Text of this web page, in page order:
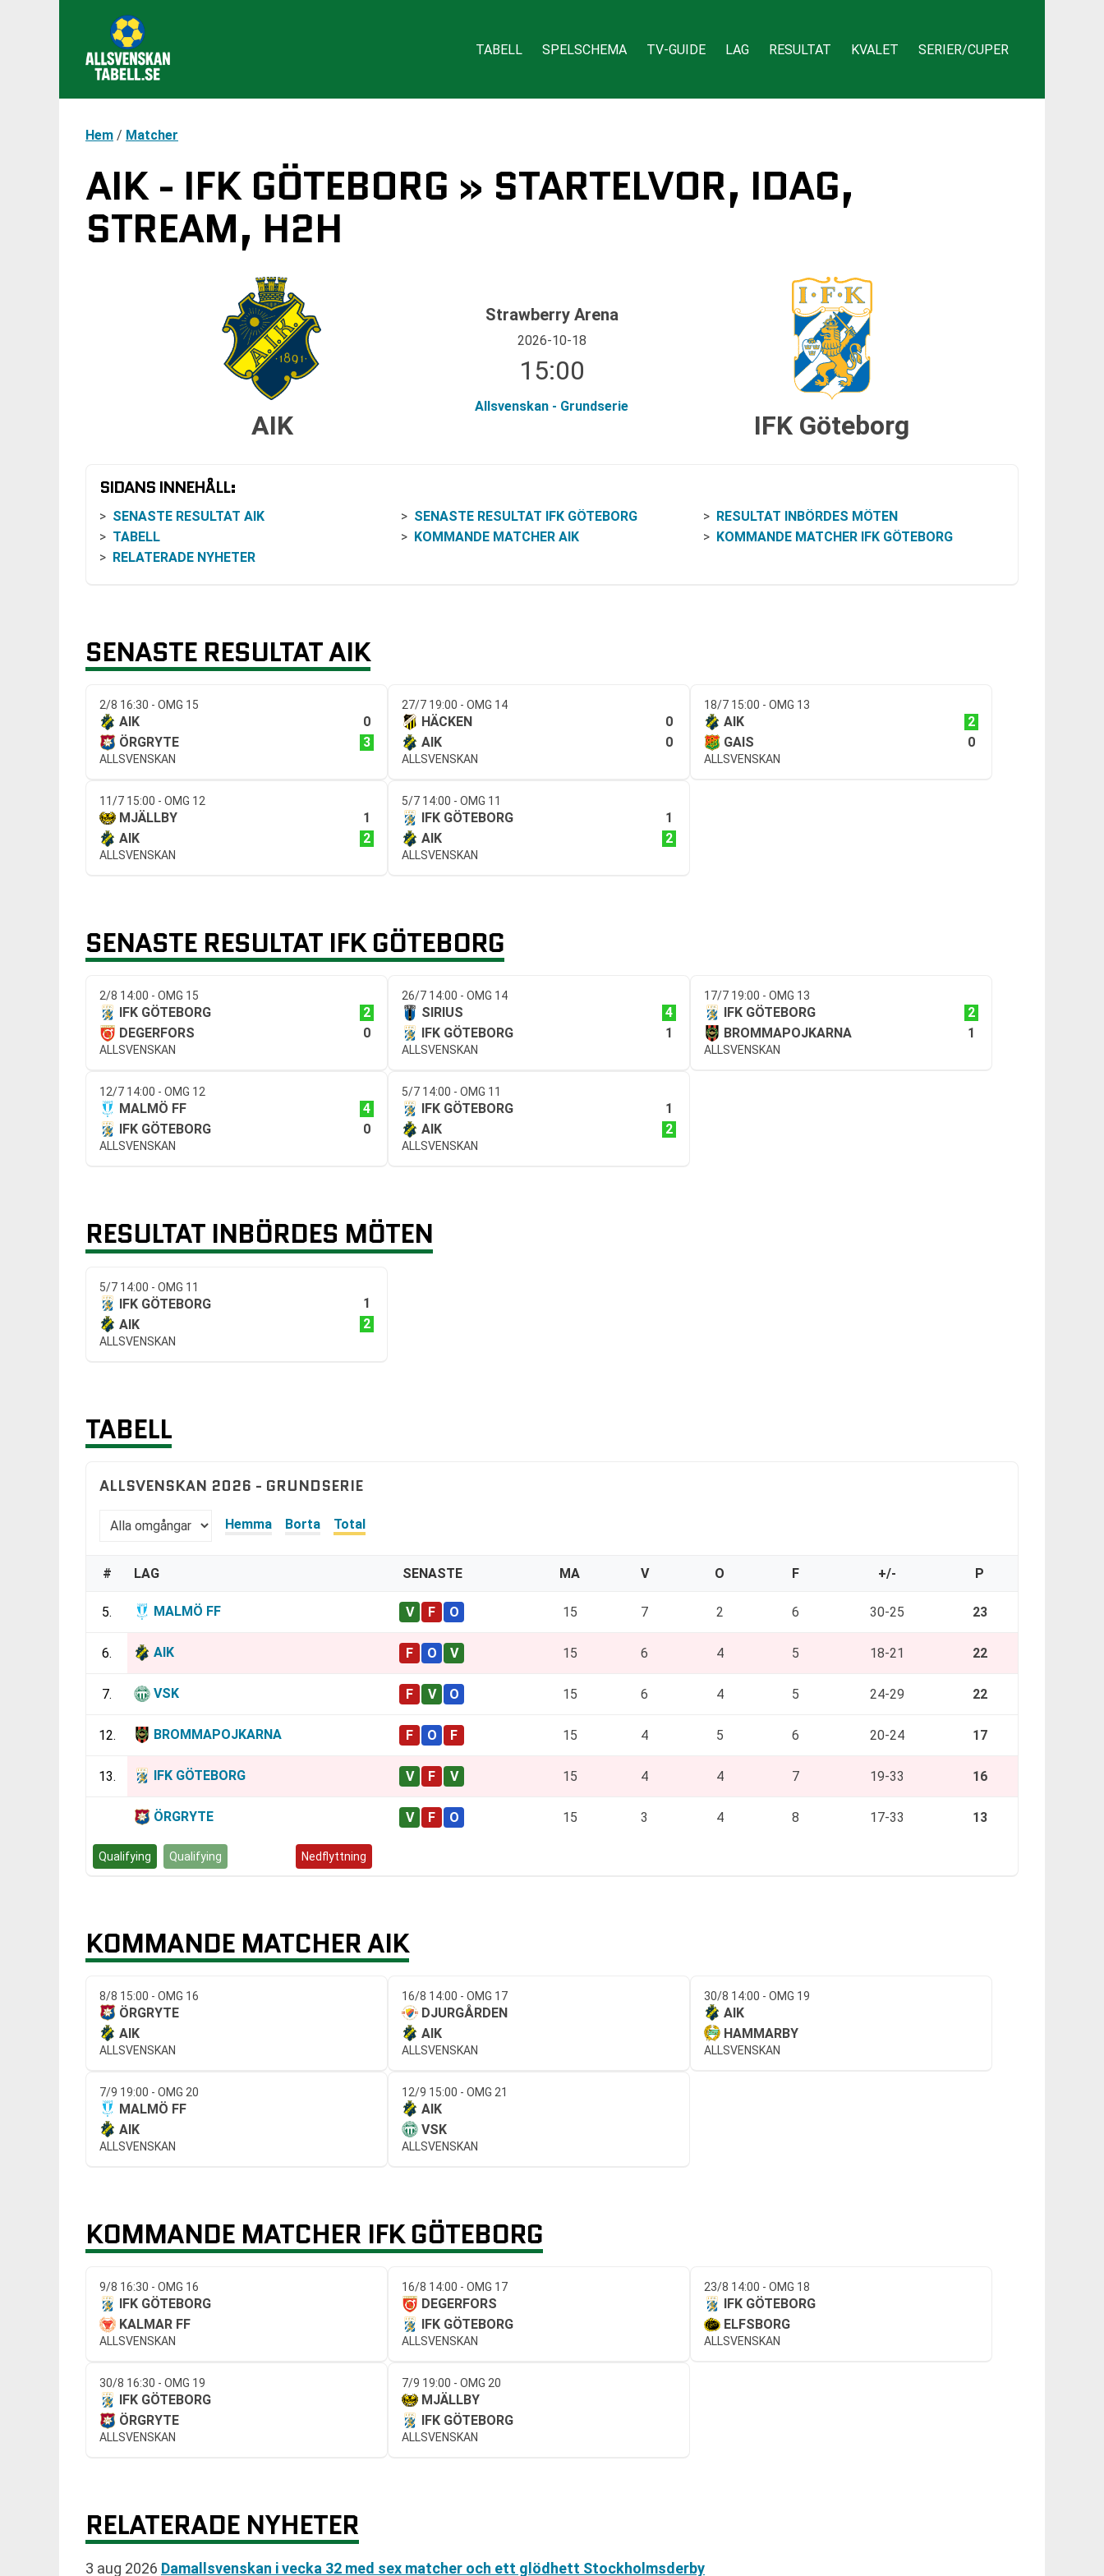
TABELL SPELSCHEMA TV-GUIDE LAG RESULTAT KVALET SERIER/CUPER
Hem / Matcher
AIK - IFK GÖTEBORG » STARTELVOR, IDAG,
STREAM, H2H
AIK
Strawberry Arena
2026-10-18
15:00
Allsvenskan - Grundserie
IFK Göteborg
SIDANS INNEHÅLL:
SENASTE RESULTAT AIK SENASTE RESULTAT IFK GÖTEBORG
RESULTAT INBÖRDES MÖTEN
TABELL
KOMMANDE MATCHER AIK
KOMMANDE MATCHER IFK GÖTEBORG
RELATERADE NYHETER
SENASTE RESULTAT AIK
2/8 16:30 - OMG 15
AIK
0
ÖRGRYTE
3
ALLSVENSKAN
27/7 19:00 - OMG 14
HÄCKEN
0
AIK
0
ALLSVENSKAN
18/7 15:00 - OMG 13
AIK
2
GAIS
0
ALLSVENSKAN
11/7 15:00 - OMG 12
MJÄLLBY
1
AIK
2
ALLSVENSKAN
5/7 14:00 - OMG 11
IFK GÖTEBORG
1
AIK
2
ALLSVENSKAN
SENASTE RESULTAT IFK GÖTEBORG
2/8 14:00 - OMG 15
IFK GÖTEBORG
2
DEGERFORS
0
ALLSVENSKAN
26/7 14:00 - OMG 14
SIRIUS
4
IFK GÖTEBORG
1
ALLSVENSKAN
17/7 19:00 - OMG 13
IFK GÖTEBORG
2
BROMMAPOJKARNA
1
ALLSVENSKAN
12/7 14:00 - OMG 12
MALMÖ FF
4
IFK GÖTEBORG
0
ALLSVENSKAN
5/7 14:00 - OMG 11
IFK GÖTEBORG
1
AIK
2
ALLSVENSKAN
RESULTAT INBÖRDES MÖTEN
5/7 14:00 - OMG 11
IFK GÖTEBORG
1
AIK
2
ALLSVENSKAN
TABELL
ALLSVENSKAN 2026 - GRUNDSERIE
Hemma Borta Total
# LAG SENASTE MA V O F +/- P
5. MALMÖ FF 15 7 2 6 30-25 23
6. AIK 15 6 4 5 18-21 22
7. VSK 15 6 4 5 24-29 22
12. BROMMAPOJKARNA 15 4 5 6 20-24 17
13. IFK GÖTEBORG 15 4 4 7 19-33 16
ÖRGRYTE 15 3 4 8 17-33 13
Qualifying Qualifying Nedflyttning
KOMMANDE MATCHER AIK
8/8 15:00 - OMG 16
ÖRGRYTE
AIK
ALLSVENSKAN
16/8 14:00 - OMG 17
DJURGÅRDEN
AIK
ALLSVENSKAN
30/8 14:00 - OMG 19
AIK
HAMMARBY
ALLSVENSKAN
7/9 19:00 - OMG 20
MALMÖ FF
AIK
ALLSVENSKAN
12/9 15:00 - OMG 21
AIK
VSK
ALLSVENSKAN
KOMMANDE MATCHER IFK GÖTEBORG
9/8 16:30 - OMG 16
IFK GÖTEBORG
KALMAR FF
ALLSVENSKAN
16/8 14:00 - OMG 17
DEGERFORS
IFK GÖTEBORG
ALLSVENSKAN
23/8 14:00 - OMG 18
IFK GÖTEBORG
ELFSBORG
ALLSVENSKAN
30/8 16:30 - OMG 19
IFK GÖTEBORG
ÖRGRYTE
ALLSVENSKAN
7/9 19:00 - OMG 20
MJÄLLBY
IFK GÖTEBORG
ALLSVENSKAN
RELATERADE NYHETER
3 aug 2026 Damallsvenskan i vecka 32 med sex matcher och ett glödhett Stockholmsderby